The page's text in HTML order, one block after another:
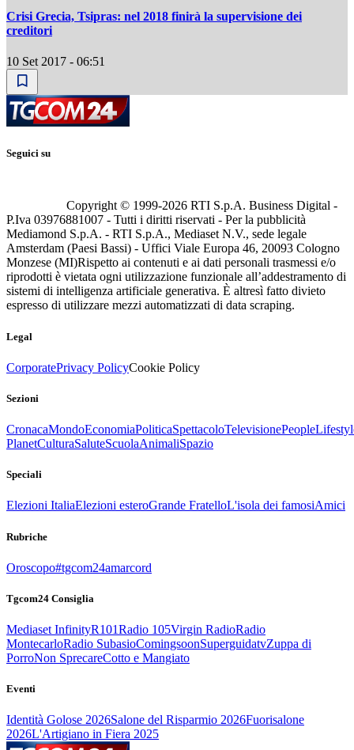
Crisi Grecia, Tsipras: nel 2018 finirà la supervisione dei
creditori
10 Set 2017 - 06:51
Seguici su
Copyright © 1999-2026 RTI S.p.A. Business Digital -
P.Iva 03976881007 - Tutti i diritti riservati - Per la pubblicità
Mediamond S.p.A. - RTI S.p.A., Mediaset N.V., sede legale
Amsterdam (Paesi Bassi) - Uffici Viale Europa 46, 20093 Cologno
Monzese (MI)Rispetto ai contenuti e ai dati personali trasmessi e/o
riprodotti è vietata ogni utilizzazione funzionale all’addestramento di
sistemi di intelligenza artificiale generativa. È altresì fatto divieto
espresso di utilizzare mezzi automatizzati di data scraping.
Legal
CorporatePrivacy PolicyCookie Policy
Sezioni
CronacaMondoEconomiaPoliticaSpettacoloTelevisionePeople
PlanetCulturaSaluteScuolaAnimaliSpazio
Speciali
Elezioni ItaliaElezioni esteroGrande FratelloL'isola dei famosiAmici
Rubriche
Oroscopo#tgcom24amarcord
Tgcom24 Consiglia
Mediaset InfinityR101Radio 105Virgin RadioRadio
MontecarloRadio SubasioComingsoonSuperguidatvZuppa di
PorroNon SprecareCotto e Mangiato
Eventi
Identità Golose 2026Salone del Risparmio 2026Fuorisalone
2026L'Artigiano in Fiera 2025